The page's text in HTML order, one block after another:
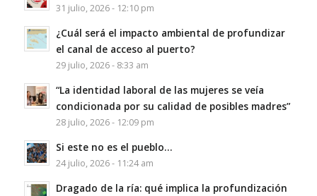
31 julio, 2026 - 12:10 pm
¿Cuál será el impacto ambiental de profundizar
el canal de acceso al puerto?
29 julio, 2026 - 8:33 am
“La identidad laboral de las mujeres se veía
condicionada por su calidad de posibles madres”
28 julio, 2026 - 12:09 pm
Si este no es el pueblo…
24 julio, 2026 - 11:24 am
Dragado de la ría: qué implica la profundización